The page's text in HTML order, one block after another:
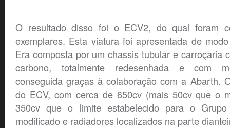
O resultado disso foi o ECV2, do qual foram
exemplares. Esta viatura foi apresentada de
Era composta por um chassis tubular e carroçaria
carbono, totalmente redesenhada e com
conseguida graças à colaboração com a Abarth.
do ECV, com cerca de 650cv (mais 50cv que o
350cv que o limite estabelecido para o
modificado e radiadores localizados na parte